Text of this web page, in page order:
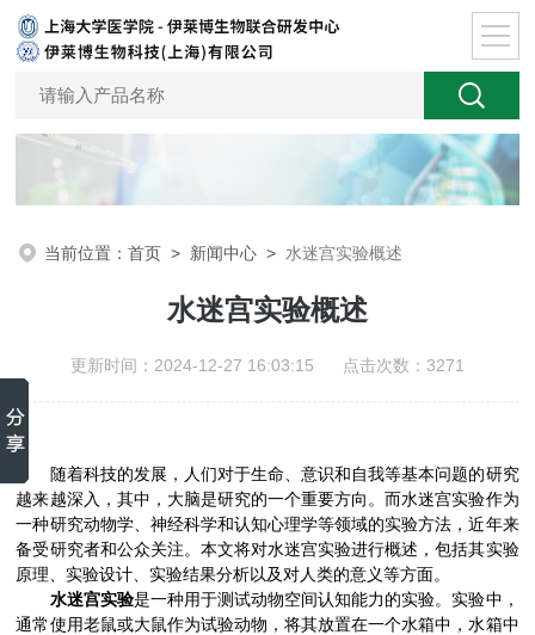
当前位置：首页 > 新闻中心 > 水迷宫实验概述
水迷宫实验概述
更新时间：2024-12-27 16:03:15 点击次数：3271
随着科技的发展，人们对于生命、意识和自我等基本问题的研究
越来越深入，其中，大脑是研究的一个重要方向。而水迷宫实验作为
一种研究动物学、神经科学和认知心理学等领域的实验方法，近年来
备受研究者和公众关注。本文将对水迷宫实验进行概述，包括其实验
原理、实验设计、实验结果分析以及对人类的意义等方面。
水迷宫实验是一种用于测试动物空间认知能力的实验。实验中，
通常使用老鼠或大鼠作为试验动物，将其放置在一个水箱中，水箱中